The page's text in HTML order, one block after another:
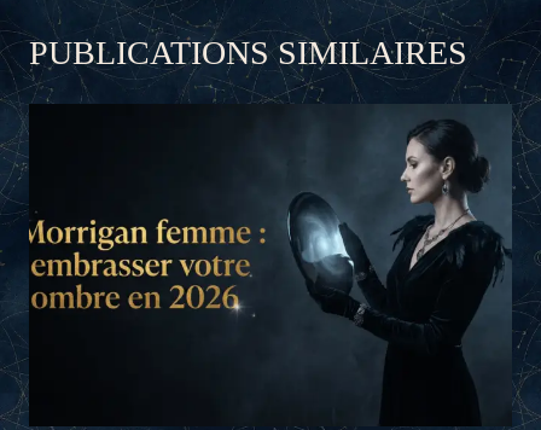
PUBLICATIONS SIMILAIRES